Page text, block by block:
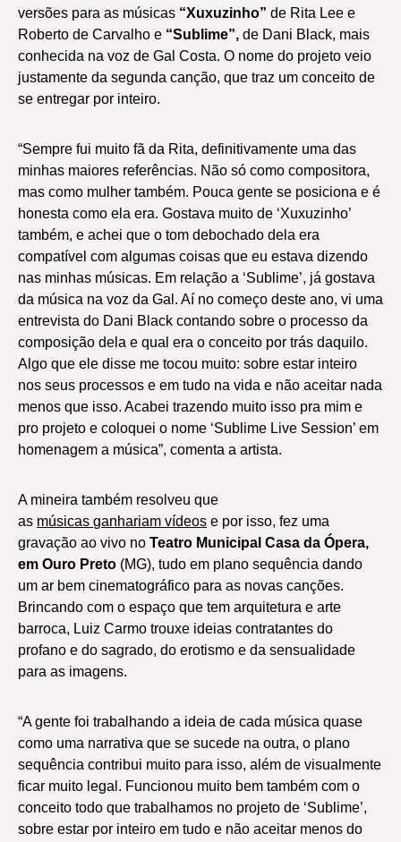
versões para as músicas “Xuxuzinho” de Rita Lee e
Roberto de Carvalho e “Sublime”, de Dani Black, mais
conhecida na voz de Gal Costa. O nome do projeto veio
justamente da segunda canção, que traz um conceito de
se entregar por inteiro.
“Sempre fui muito fã da Rita, definitivamente uma das
minhas maiores referências. Não só como compositora,
mas como mulher também. Pouca gente se posiciona e é
honesta como ela era. Gostava muito de ‘Xuxuzinho’
também, e achei que o tom debochado dela era
compatível com algumas coisas que eu estava dizendo
nas minhas músicas. Em relação a ‘Sublime’, já gostava
da música na voz da Gal. Aí no começo deste ano, vi uma
entrevista do Dani Black contando sobre o processo da
composição dela e qual era o conceito por trás daquilo.
Algo que ele disse me tocou muito: sobre estar inteiro
nos seus processos e em tudo na vida e não aceitar nada
menos que isso. Acabei trazendo muito isso pra mim e
pro projeto e coloquei o nome ‘Sublime Live Session’ em
homenagem a música”, comenta a artista.
A mineira também resolveu que
as músicas ganhariam vídeos e por isso, fez uma
gravação ao vivo no Teatro Municipal Casa da Ópera,
em Ouro Preto (MG), tudo em plano sequência dando
um ar bem cinematográfico para as novas canções.
Brincando com o espaço que tem arquitetura e arte
barroca, Luiz Carmo trouxe ideias contratantes do
profano e do sagrado, do erotismo e da sensualidade
para as imagens.
“A gente foi trabalhando a ideia de cada música quase
como uma narrativa que se sucede na outra, o plano
sequência contribui muito para isso, além de visualmente
ficar muito legal. Funcionou muito bem também com o
conceito todo que trabalhamos no projeto de ‘Sublime’,
sobre estar por inteiro em tudo e não aceitar menos do